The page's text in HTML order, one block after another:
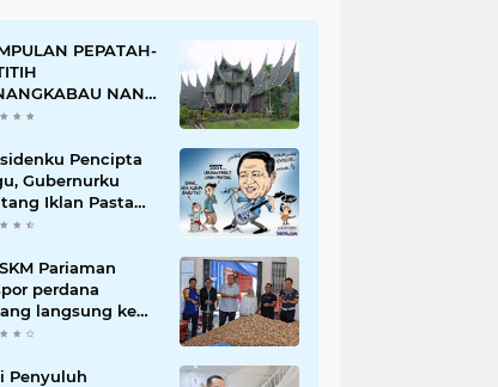
PEPATAH-
NAN
Pencipta
Gubernurku
Iklan Pasta
Pariaman
perdana
langsung ke
Penyuluh